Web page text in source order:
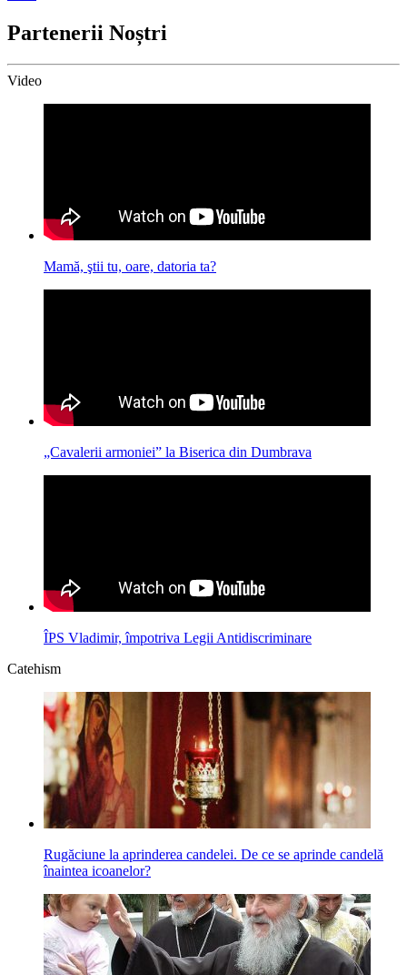
Partenerii Noștri
Video
Mamă, ştii tu, oare, datoria ta?
„Cavalerii armoniei” la Biserica din Dumbrava
ÎPS Vladimir, împotriva Legii Antidiscriminare
Catehism
Rugăciune la aprinderea candelei. De ce se aprinde candelă
înaintea icoanelor?